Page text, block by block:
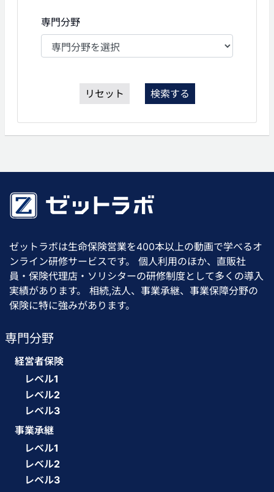
専門分野
リセット 検索する
ゼットラボは生命保険営業を400本以上の動画で学べるオ
ンライン研修サービスです。 個人利用のほか、直販社
員・保険代理店・ソリシターの研修制度として多くの導入
実績があります。 相続,法人、事業承継、事業保障分野の
保険に特に強みがあります。
専門分野
経営者保険
レベル1
レベル2
レベル3
事業承継
レベル1
レベル2
レベル3